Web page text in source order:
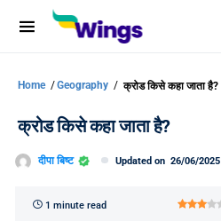
Home /Geography / क्रोड किसे कहा जाता है?
क्रोड किसे कहा जाता है?
दीपा बिष्ट Updated on 26/06/2025
1 minute read